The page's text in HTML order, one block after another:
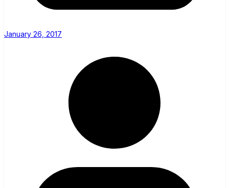
January 26, 2017